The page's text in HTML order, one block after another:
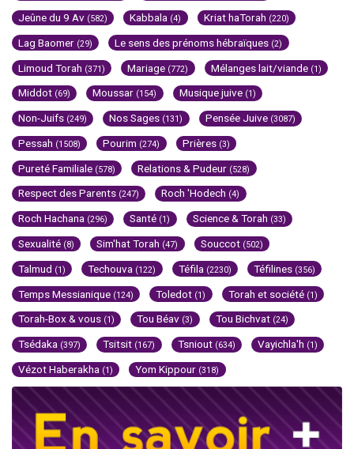
Jeûne du 9 Av (582) Kabbala (4) Kriat haTorah (220)
Lag Baomer (29) Le sens des prénoms hébraïques (2)
Limoud Torah (371) Mariage (772) Mélanges lait/viande (1)
Middot (69) Moussar (154) Musique juive (1)
Non-Juifs (249) Nos Sages (131) Pensée Juive (3087)
Pessah (1508) Pourim (274) Prières (3)
Pureté Familiale (578) Relations & Pudeur (528)
Respect des Parents (247) Roch 'Hodech (4)
Roch Hachana (296) Santé (1) Science & Torah (33)
Sexualité (8) Sim'hat Torah (47) Souccot (502)
Talmud (1) Techouva (122) Téfila (2230) Téfilines (356)
Temps Messianique (124) Toledot (1) Torah et société (1)
Torah-Box & vous (1) Tou Béav (3) Tou Bichvat (24)
Tsédaka (397) Tsitsit (167) Tsniout (634) Vayichla'h (1)
Vézot Haberakha (1) Yom Kippour (318)